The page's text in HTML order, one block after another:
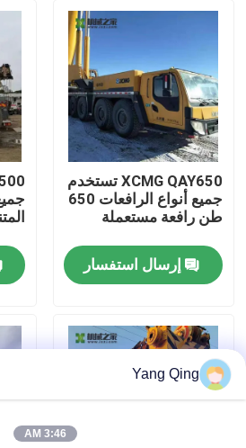
جولة في المعمل
مراقبة الجودة
اتصل بنا
اطلب اقتباس
رافعة سيارات مستعملة
رافعات الشاحنة المستعملة
مستعملة جميع أنواع الرافعات
XCMG QAY650 تستخدم
جميع أنواع الرافعات 650
طن رافعة مستعملة
إرسال استفسار
Yang Qing
3:46 AM